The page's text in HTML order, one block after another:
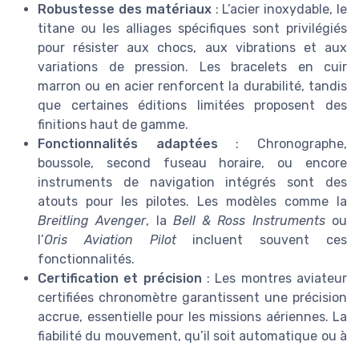
Robustesse des matériaux: L’acier inoxydable, le
titane ou les alliages spécifiques sont privilégiés
pour résister aux chocs, aux vibrations et aux
variations de pression. Les bracelets en cuir
marron ou en acier renforcent la durabilité, tandis
que certaines éditions limitées proposent des
finitions haut de gamme.
Fonctionnalités adaptées : Chronographe,
boussole, second fuseau horaire, ou encore
instruments de navigation intégrés sont des
atouts pour les pilotes. Les modèles comme la
Breitling Avenger, la Bell & Ross Instrumentsou
l’Oris Aviation Pilotincluent souvent ces
fonctionnalités.
Certification et précision : Les montres aviateur
certifiées chronomètre garantissent une précision
accrue, essentielle pour les missions aériennes. La
fiabilité du mouvement, qu’il soit automatique ou à